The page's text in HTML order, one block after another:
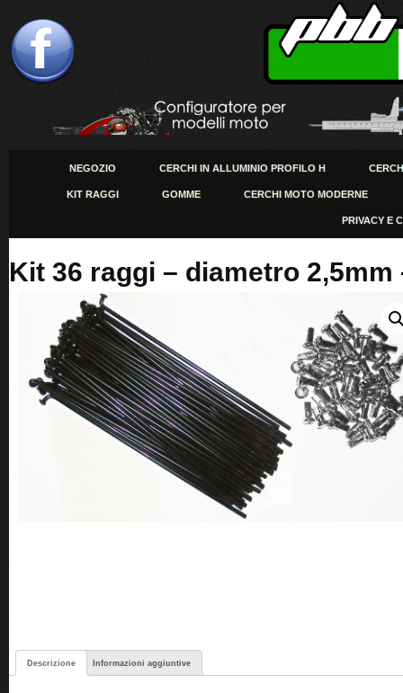
NEGOZIO CERCHI IN ALLUMINIO PROFILO H
KIT RAGGI GOMME CERCHI MOTO MODERNE
PRIVACY E
Kit 36 raggi – diametro 2,5mm
Descrizione Informazioni aggiuntive